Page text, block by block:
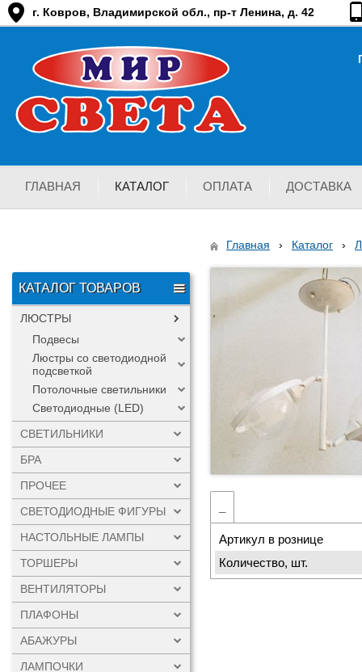
г. Ковров, Владимирской обл., пр-т Ленина, д. 42
ГЛАВНАЯ КАТАЛОГ ОПЛАТА ДОСТАВКА
КАТАЛОГ ТОВАРОВ
ЛЮСТРЫ
Подвесы
Люстры со светодиодной
подсветкой
Потолочные светильники
Светодиодные (LED)
СВЕТИЛЬНИКИ
БРА
ПРОЧЕЕ
СВЕТОДИОДНЫЕ ФИГУРЫ
НАСТОЛЬНЫЕ ЛАМПЫ
ТОРШЕРЫ
ВЕНТИЛЯТОРЫ
ПЛАФОНЫ
АБАЖУРЫ
ЛАМПОЧКИ
Главная › Каталог ›
Артикул в рознице
Количество, шт.